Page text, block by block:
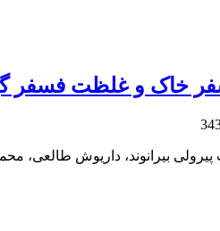
خاک و غلظت فسفر
بیرانوند، داریوش طالعی،